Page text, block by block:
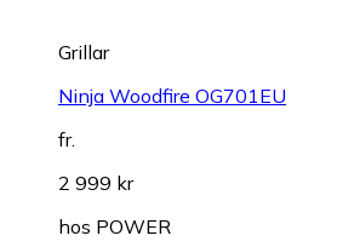
Grillar
Ninja Woodfire OG701EU
fr.
2 999 kr
hos POWER